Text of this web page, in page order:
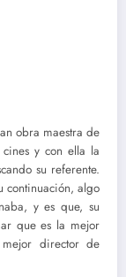
obra maestra de
y con ella la
su referente.
continuación, algo
y es que, su
que es la mejor
director de